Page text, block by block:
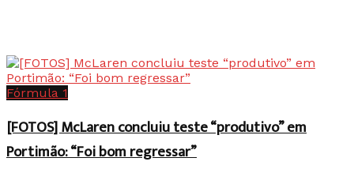
Fórmula 1
[FOTOS] McLaren concluiu teste “produtivo” em
Portimão: “Foi bom regressar”